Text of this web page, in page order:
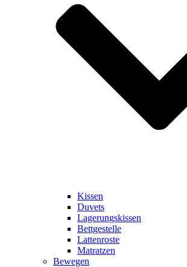
Kissen
Duvets
Lagerungskissen
Bettgestelle
Lattenroste
Matratzen
Bewegen